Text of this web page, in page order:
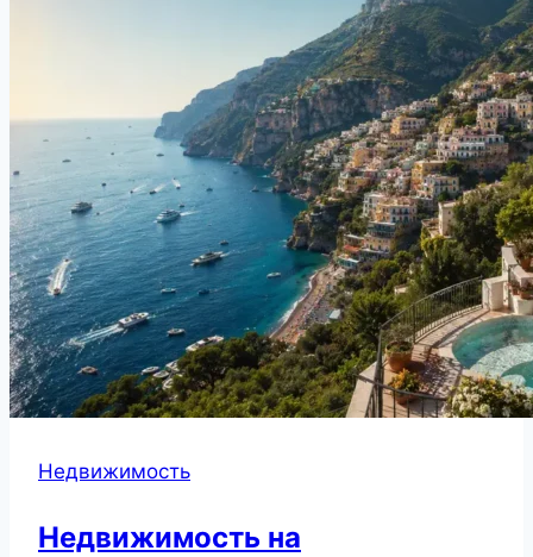
Недвижимость
Недвижимость на